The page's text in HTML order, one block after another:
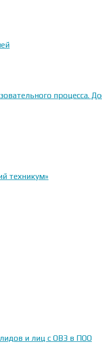
процесса.
техникум»
и лиц с ОВЗ в ПОО